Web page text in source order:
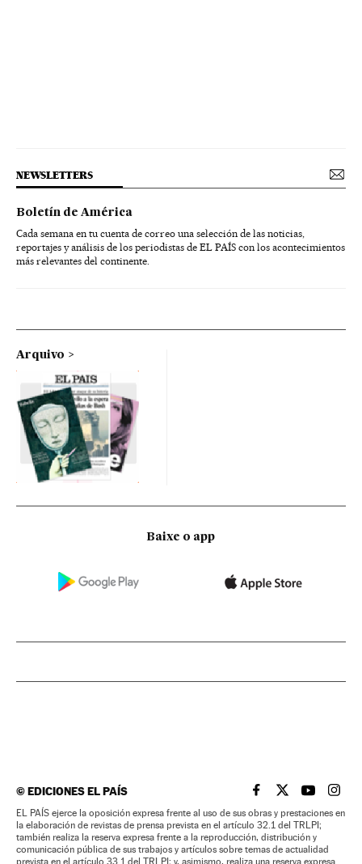
NEWSLETTERS
Boletín de América
Cada semana en tu cuenta de correo una selección de las noticias,
reportajes y análisis de los periodistas de EL PAÍS con los acontecimientos
más relevantes del continente.
Arquivo
Baixe o app
©EDICIONES EL PAÍS EL PAÍS BRASIL EN
EL PAÍSEL PAÍS
EL
EL PAÍS ejerce la oposición expresa frente al uso de sus obras y prestaciones en
la elaboración de revistas de prensa prevista en el artículo 32.1 del TRLPI;
también realiza la reserva expresa frente a la reproducción, distribución y
comunicación pública de sus trabajos y artículos sobre temas de actualidad
prevista en el artículo 33.1 del TRLPI; y, asimismo, realiza una reserva expresa